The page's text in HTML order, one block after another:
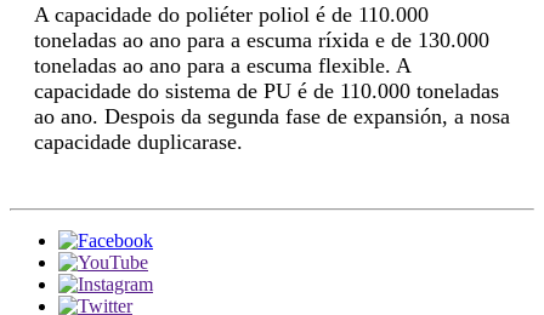
A capacidade do poliéter poliol é de 110.000
toneladas ao ano para a escuma ríxida e de 130.000
toneladas ao ano para a escuma flexible. A
capacidade do sistema de PU é de 110.000 toneladas
ao ano. Despois da segunda fase de expansión, a nosa
capacidade duplicarase.